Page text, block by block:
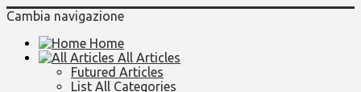
Cambia navigazione
Home
All Articles
Futured Articles
List All Categories